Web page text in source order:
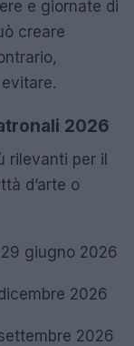
e giornate di
creare
2026
rilevanti per il
d’arte o
giugno 2026
2026
2026